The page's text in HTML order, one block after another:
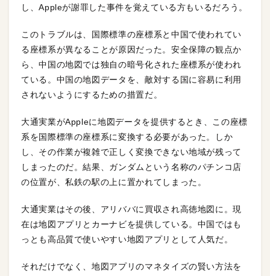
し、Appleが謝罪した事件を覚えている方もいるだろう。
このトラブルは、国際標準の座標系と中国で使われてい
る座標系が異なることが原因だった。安全保障の観点か
ら、中国の地図では独自の暗号化された座標系が使われ
ている。中国の地図データを、敵対する国に容易に利用
されないようにするための措置だ。
大通実業がAppleに地図データを提供するとき、この座標
系を国際標準の座標系に変換する必要があった。しか
し、その作業が複雑で正しく変換できない地域が残って
しまったのだ。結果、ガンダムという名称のパチンコ店
の位置が、私鉄の駅の上に置かれてしまった。
大通実業はその後、アリババに買収され高徳地図に。現
在は地図アプリとカーナビを提供している。中国ではも
っとも高品質で使いやすい地図アプリとして人気だ。
それだけでなく、地図アプリのマネタイズの賢い方法を